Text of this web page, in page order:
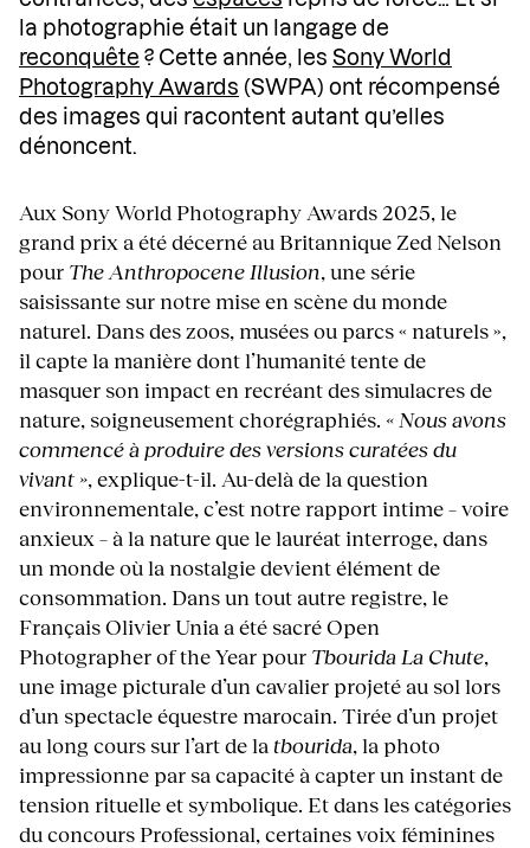
la photographie était un langage de
reconquête ? Cette année, les Sony World
Photography Awards (SWPA) ont récompensé
des images qui racontent autant qu’elles
dénoncent.
Aux Sony World Photography Awards 2025, le
grand prix a été décerné au Britannique Zed Nelson
pour The Anthropocene Illusion, une série
saisissante sur notre mise en scène du monde
naturel. Dans des zoos, musées ou parcs « naturels »,
il capte la manière dont l’humanité tente de
masquer son impact en recréant des simulacres de
nature, soigneusement chorégraphiés. « Nous avons
commencé à produire des versions curatées du
vivant », explique-t-il. Au-delà de la question
environnementale, c’est notre rapport intime – voire
anxieux – à la nature que le lauréat interroge, dans
un monde où la nostalgie devient élément de
consommation. Dans un tout autre registre, le
Français Olivier Unia a été sacré Open
Photographer of the Year pour Tbourida La Chute,
une image picturale d’un cavalier projeté au sol lors
d’un spectacle équestre marocain. Tirée d’un projet
au long cours sur l’art de la tbourida, la photo
impressionne par sa capacité à capter un instant de
tension rituelle et symbolique. Et dans les catégories
du concours Professional, certaines voix féminines